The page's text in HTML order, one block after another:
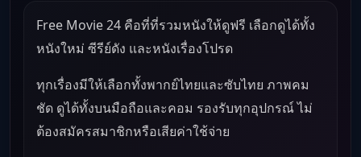
Free Movie 24 คือที่ที่รวมหนังให้ดูฟรี เลือกดูได้ทั้ง
หนังใหม่ ซีรีย์ดัง และหนังเรื่องโปรด
ทุกเรื่องมีให้เลือกทั้งพากย์ไทยและซับไทย ภาพคม
ชัด ดูได้ทั้งบนมือถือและคอม รองรับทุกอุปกรณ์ ไม่
ต้องสมัครสมาชิกหรือเสียค่าใช้จ่าย